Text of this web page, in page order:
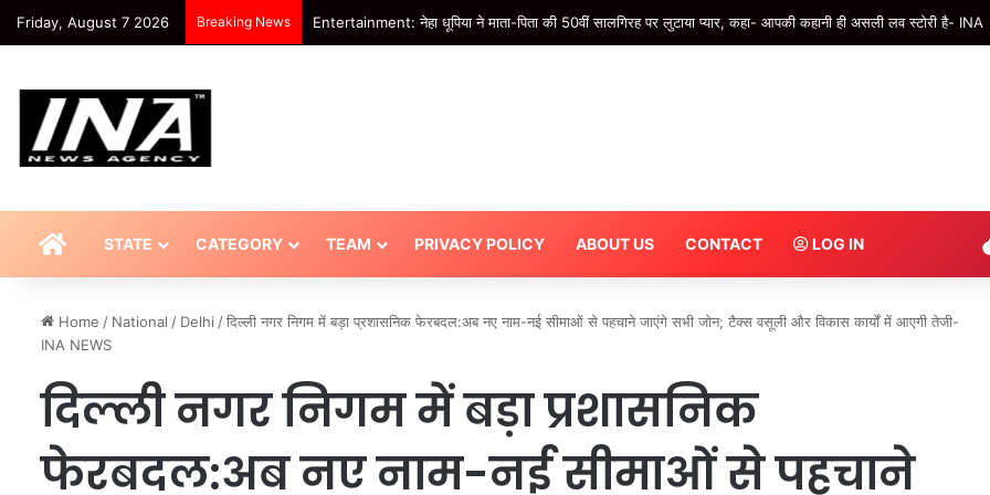
Friday, August 7 2026 Breaking News खबर शहर , तालाब बना मुसीबत: ग्रामीणों ने उतार दिए कपड़े, गांव में किया इस तरह प्रदर्शन; देखने वाले भी रह गए दंग – INA
HOMESTATE CATEGORY TEAM PRIVACY POLICY ABOUT US CONTACT LOG IN
Home / National / Delhi /दिल्ली नगर निगम में बड़ा प्रशासनिक फेरबदल:अब नए नाम-नई सीमाओं से पहचाने जाएंगे सभी जोन; टैक्स वसूली और विकास कार्यों में आएगी तेजी-
INA NEWS
दिल्ली नगर निगम में बड़ा प्रशासनिक
फेरबदल:अब नए नाम-नई सीमाओं से पहचाने